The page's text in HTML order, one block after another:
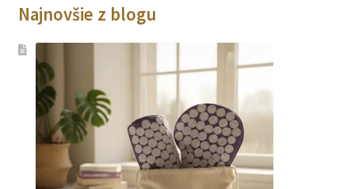
Najnovšie z blogu